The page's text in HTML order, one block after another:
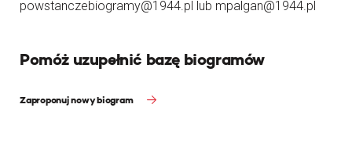
powstanczebiogramy@1944.pl lub mpalgan@1944.pl
Pomóż uzupełnić bazę biogramów
Zaproponuj nowy biogram